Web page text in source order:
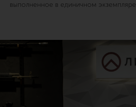
выполненное в единичном